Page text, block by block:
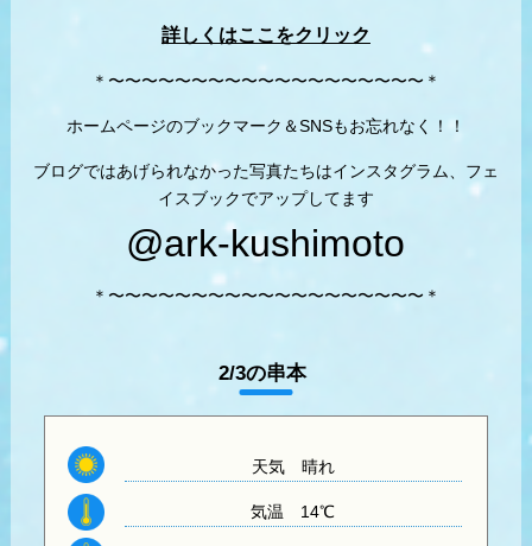
詳しくはここをクリック
＊〜〜〜〜〜〜〜〜〜〜〜〜〜〜〜〜〜〜〜＊
ホームページのブックマーク＆SNSもお忘れなく！！
ブログではあげられなかった写真たちはインスタグラム、フェ
イスブックでアップしてます
@ark-kushimoto
＊〜〜〜〜〜〜〜〜〜〜〜〜〜〜〜〜〜〜〜＊
2/3の串本
天気晴れ
気温 14℃